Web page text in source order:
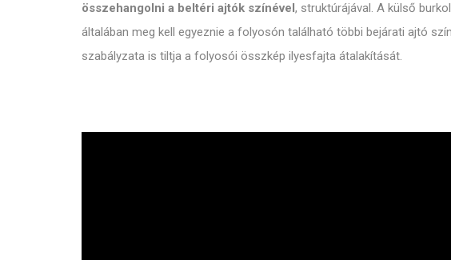
összehangolni a beltéri ajtók színével, struktúrájával. A külső
általában meg kell egyeznie a folyosón található többi bejárati ajtó
szabályzata is tiltja a folyosói összkép ilyesfajta átalakítását.